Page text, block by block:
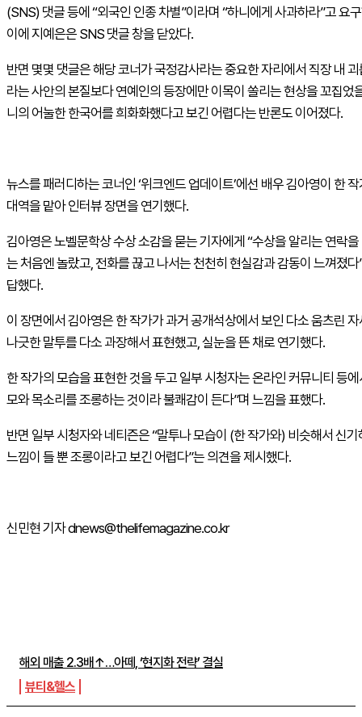
해외 매출 2.3배↑…아떼, ‘현지화 전략’ 결실
뷰티&헬스
(SNS) 댓글 등에 “외국인 인종 차별”이라며 “하니에게 사과하라”고 요
이에 지예은은 SNS 댓글 창을 닫았다.
반면 몇몇 댓글은 해당 코너가 국정감사라는 중요한 자리에서 직장 내
라는 사안의 본질보다 연예인의 등장에만 이목이 쏠리는 현상을 꼬집었
니의 어눌한 한국어를 희화화했다고 보긴 어렵다는 반론도 이어졌다.
뉴스를 패러디하는 코너인 ‘위크엔드 업데이트’에선 배우 김아영이 한
대역을 맡아 인터뷰 장면을 연기했다.
김아영은 노벨문학상 수상 소감을 묻는 기자에게 “수상을 알리는 연락을
는 처음엔 놀랐고, 전화를 끊고 나서는 천천히 현실감과 감동이 느껴졌다
답했다.
이 장면에서 김아영은 한 작가가 과거 공개석상에서 보인 다소 움츠린
나긋한 말투를 다소 과장해서 표현했고, 실눈을 뜬 채로 연기했다.
한 작가의 모습을 표현한 것을 두고 일부 시청자는 온라인 커뮤니티 등에
모와 목소리를 조롱하는 것이라 불쾌감이 든다”며 느낌을 표했다.
반면 일부 시청자와 네티즌은 “말투나 모습이 (한 작가와) 비슷해서 신기
느낌이 들 뿐 조롱이라고 보긴 어렵다”는 의견을 제시했다.
신민현 기자 dnews@thelifemagazine.co.kr